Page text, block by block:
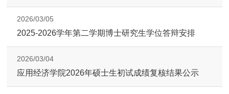
2026/03/05
2025-2026学年第二学期博士研究生学位答辩安排
2026/03/04
应用经济学院2026年硕士生初试成绩复核结果公示